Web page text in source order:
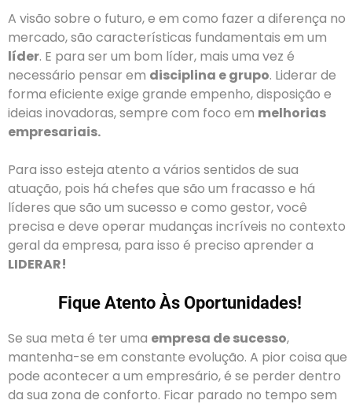
A visão sobre o futuro, e em como fazer a diferença no
mercado, são características fundamentais em um
líder. E para ser um bom líder, mais uma vez é
necessário pensar em disciplina e grupo. Liderar de
forma eficiente exige grande empenho, disposição e
ideias inovadoras, sempre com foco em melhorias
empresariais.
Para isso esteja atento a vários sentidos de sua
atuação, pois há chefes que são um fracasso e há
líderes que são um sucesso e como gestor, você
precisa e deve operar mudanças incríveis no contexto
geral da empresa, para isso é preciso aprender a
LIDERAR!
Fique Atento Às Oportunidades!
Se sua meta é ter uma empresa de sucesso,
mantenha-se em constante evolução. A pior coisa que
pode acontecer a um empresário, é se perder dentro
da sua zona de conforto. Ficar parado no tempo sem